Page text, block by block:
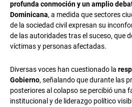
profunda conmoción y un amplio
Dominicana, a medida que sectores
de la sociedad civil expresan su
de las autoridades tras el suceso, que
víctimas y personas afectadas.
Diversas voces han cuestionado la
Gobierno, señalando que durante las
posteriores al colapso se percibió una
institucional y de liderazgo político